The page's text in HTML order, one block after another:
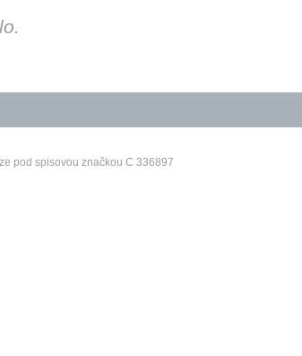
pod spisovou značkou C 336897